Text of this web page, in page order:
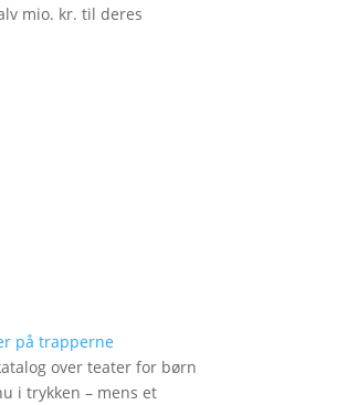
mio. kr. til deres
på trapperne
over teater for børn
i trykken – mens et